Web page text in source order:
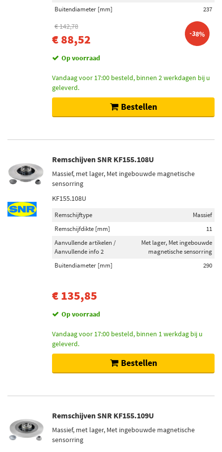
Buitendiameter [mm] 237
€ 142,78
€ 88,52 -38%
Op voorraad
Vandaag voor 17:00 besteld, binnen 2 werkdagen bij u
geleverd.
Bestellen
Remschijven SNR KF155.108U
Massief, met lager, Met ingebouwde magnetische
sensorring
KF155.108U
Remschijftype
Massief
Remschijfdikte [mm]
11
Aanvullende artikelen /
Aanvullende info 2
Met lager, Met ingebouwde
magnetische sensorring
Buitendiameter [mm]
290
€ 135,85
Op voorraad
Vandaag voor 17:00 besteld, binnen 1 werkdag bij u
geleverd.
Bestellen
Remschijven SNR KF155.109U
Massief, met lager, Met ingebouwde magnetische
sensorring